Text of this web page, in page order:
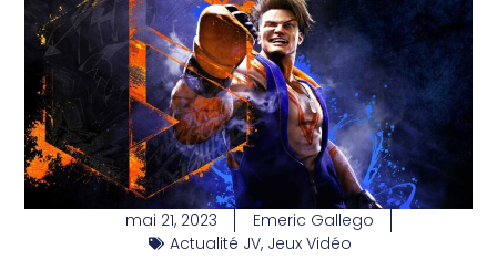
mai 21, 2023
Emeric Gallego
Actualité JV, Jeux Vidéo